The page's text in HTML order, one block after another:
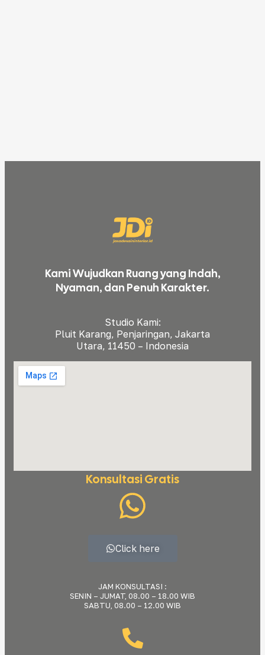
Kami Wujudkan Ruang yang Indah,
Nyaman, dan Penuh Karakter.
Studio Kami:
Pluit Karang, Penjaringan, Jakarta
Utara, 11450 – Indonesia
Konsultasi Gratis
Click here
JAM KONSULTASI :
SENIN – JUMAT, 08.00 – 18.00 WIB
SABTU, 08.00 – 12.00 WIB